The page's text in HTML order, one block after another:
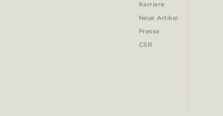
Karriere
Neue Artikel
Presse
CSR